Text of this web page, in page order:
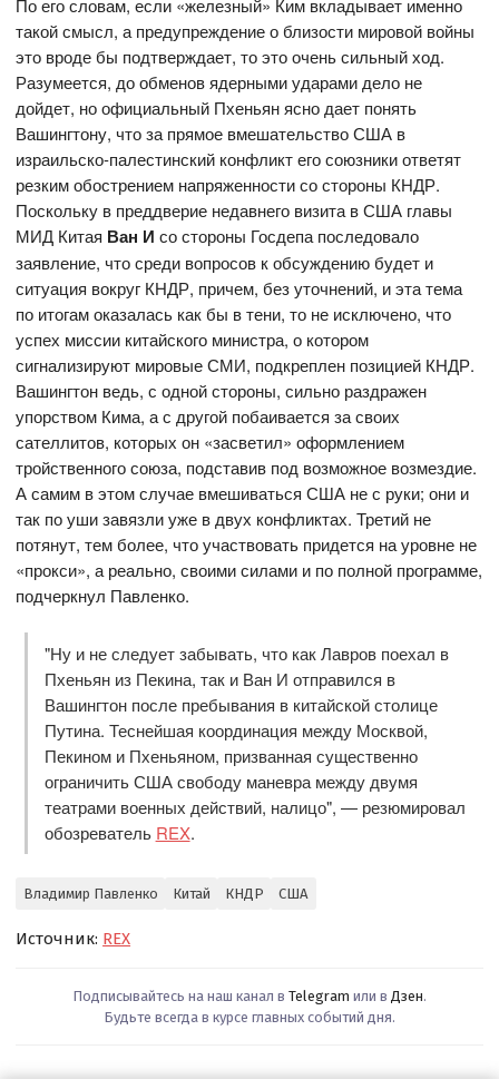
По его словам, если «железный» Ким вкладывает именно
такой смысл, а предупреждение о близости мировой войны
это вроде бы подтверждает, то это очень сильный ход.
Разумеется, до обменов ядерными ударами дело не
дойдет, но официальный Пхеньян ясно дает понять
Вашингтону, что за прямое вмешательство США в
израильско-палестинский конфликт его союзники ответят
резким обострением напряженности со стороны КНДР.
Поскольку в преддверие недавнего визита в США главы
МИД Китая Ван И со стороны Госдепа последовало
заявление, что среди вопросов к обсуждению будет и
ситуация вокруг КНДР, причем, без уточнений, и эта тема
по итогам оказалась как бы в тени, то не исключено, что
успех миссии китайского министра, о котором
сигнализируют мировые СМИ, подкреплен позицией КНДР.
Вашингтон ведь, с одной стороны, сильно раздражен
упорством Кима, а с другой побаивается за своих
сателлитов, которых он «засветил» оформлением
тройственного союза, подставив под возможное возмездие.
А самим в этом случае вмешиваться США не с руки; они и
так по уши завязли уже в двух конфликтах. Третий не
потянут, тем более, что участвовать придется на уровне не
«прокси», а реально, своими силами и по полной программе,
подчеркнул Павленко.
"Ну и не следует забывать, что как Лавров поехал в
Пхеньян из Пекина, так и Ван И отправился в
Вашингтон после пребывания в китайской столице
Путина. Теснейшая координация между Москвой,
Пекином и Пхеньяном, призванная существенно
ограничить США свободу маневра между двумя
театрами военных действий, налицо", — резюмировал
обозреватель REX.
Владимир Павленко Китай КНДР США
Источник: REX
Подписывайтесь на наш канал в Telegram или в Дзен.
Будьте всегда в курсе главных событий дня.